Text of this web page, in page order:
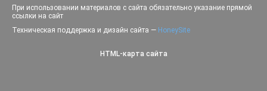
При использовании материалов с сайта обязательно указание прямой
ссылки на сайт
Техническая поддержка и дизайн сайта — HoneySite
HTML-карта сайта